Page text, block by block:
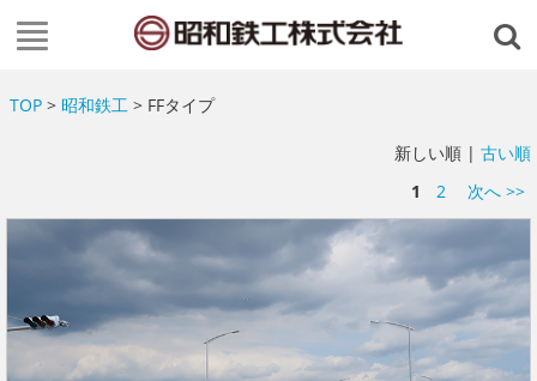
TOP> 昭和鉄工> FFタイプ
新しい順 | 古い順
1
2 次へ >>